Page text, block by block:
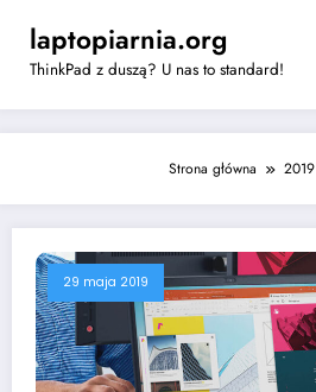
contentlaptopiarnia.org
ThinkPad z duszą? U nas to standard!
Strona główna 2019
29 maja 2019